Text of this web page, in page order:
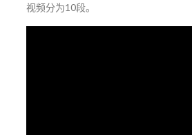
视频分为10段。